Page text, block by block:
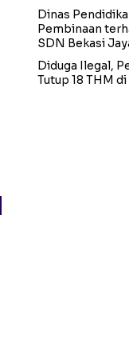
Dinas
Pembinaan
SDN Bekasi
Diduga Ilegal,
Tutup 18 THM